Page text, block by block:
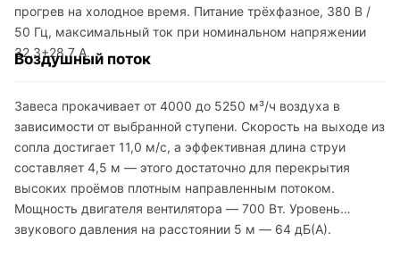
прогрев на холодное время. Питание трёхфазное, 380 В /
50 Гц, максимальный ток при номинальном напряжении
32,3+28,7 А.
Воздушный поток
Завеса прокачивает от 4000 до 5250 м³/ч воздуха в
зависимости от выбранной ступени. Скорость на выходе из
сопла достигает 11,0 м/с, а эффективная длина струи
составляет 4,5 м — этого достаточно для перекрытия
высоких проёмов плотным направленным потоком.
Мощность двигателя вентилятора — 700 Вт. Уровень
звукового давления на расстоянии 5 м — 64 дБ(А).